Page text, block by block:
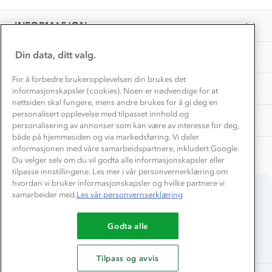
10
2022
INFORMASJON
Presse
OM OSS
Samarbeide med oss?
TIPS OG RÅD
Store størrelser
Turmat oppskrifter
Beredskap
AKTIVITETER
Overnatte utendørs⛺
Leirskole 🥾
Barnehageansatt
Tips til hyttetur
Du betaler enkelt med
Din data, ditt valg.
For å forbedre brukeropplevelsen din brukes det
informasjonskapsler (cookies). Noen er nødvendige for at
nettsiden skal fungere, mens andre brukes for å gi deg en
personalisert opplevelse med tilpasset innhold og
personalisering av annonser som kan være av interesse for deg,
både på hjemmesiden og via markedsføring. Vi deler
informasjonen med våre samarbeidspartnere, inkludert Google.
Du velger selv om du vil godta alle informasjonskapsler eller
tilpasse innstillingene. Les mer i vår personvernerklæring om
hvordan vi bruker informasjonskapsler og hvilke partnere vi
samarbeider med.Les vår personvernserklæring
Godta alle
Tilpass og avvis